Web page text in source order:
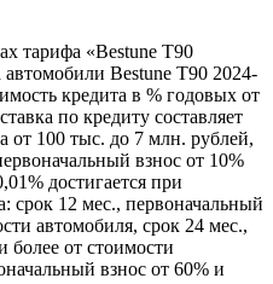
тарифа «Bestune T90
автомобили Bestune T90 2024-
кредита в % годовых от
по кредиту составляет
от 100 тыс. до 7 млн. рублей,
взнос от 10%
достигается при
срок 12 мес., первоначальный
автомобиля, срок 24 мес.,
более от стоимости
взнос от 60% и